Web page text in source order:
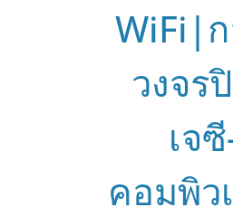
WiFi|
วงจร
เจ
คอมพิว